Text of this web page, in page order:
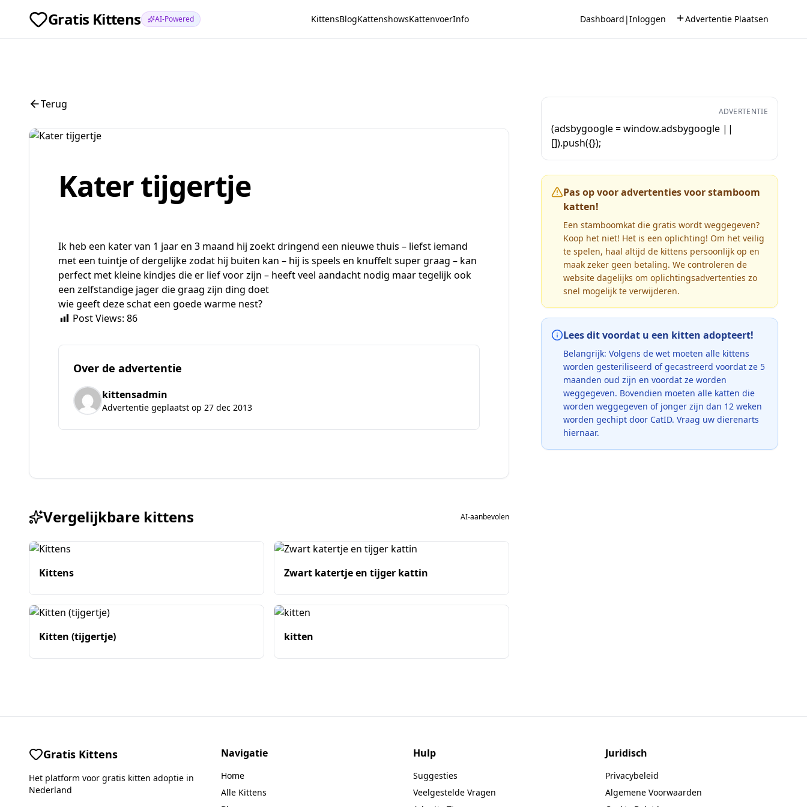
Gratis Kittens AI-Powered KittensBlogKattenshowsKattenvoerInfo Dashboard |Inloggen Advertentie Plaatsen
Terug
Kater tijgertje
Ik heb een kater van 1 jaar en 3 maand hij zoekt dringend een nieuwe thuis – liefst iemand
met een tuintje of dergelijke zodat hij buiten kan – hij is speels en knuffelt super graag – kan
perfect met kleine kindjes die er lief voor zijn – heeft veel aandacht nodig maar tegelijk ook
een zelfstandige jager die graag zijn ding doet
wie geeft deze schat een goede warme nest?
Post Views: 86
Over de advertentie
kittensadmin
Advertentie geplaatst op 27 dec 2013
Vergelijkbare kittens AI-aanbevolen
Kittens Zwart katertje en tijger kattin
Kitten (tijgertje) kitten
ADVERTENTIE
(adsbygoogle = window.adsbygoogle ||
[]).push({});
Pas op voor advertenties voor stamboom
katten!
Een stamboomkat die gratis wordt weggegeven?
Koop het niet! Het is een oplichting! Om het veilig
te spelen, haal altijd de kittens persoonlijk op en
maak zeker geen betaling. We controleren de
website dagelijks om oplichtingsadvertenties zo
snel mogelijk te verwijderen.
Lees dit voordat u een kitten adopteert!
Belangrijk: Volgens de wet moeten alle kittens
worden gesteriliseerd of gecastreerd voordat ze 5
maanden oud zijn en voordat ze worden
weggegeven. Bovendien moeten alle katten die
worden weggegeven of jonger zijn dan 12 weken
worden gechipt door CatID. Vraag uw dierenarts
hiernaar.
Gratis Kittens
Het platform voor gratis kitten adoptie in
Nederland
Navigatie
Home
Alle Kittens
Hulp
Suggesties
Veelgestelde Vragen
Juridisch
Privacybeleid
Algemene Voorwaarden